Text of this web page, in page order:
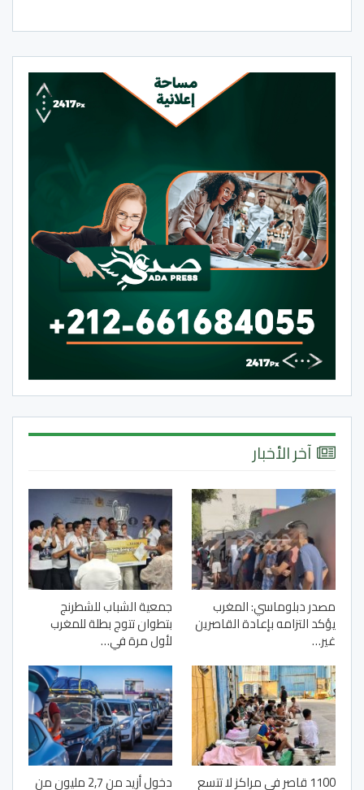
آخر الأخبار
مصدر دبلوماسي: المغرب
يؤكد التزامه بإعادة القاصرين
غير…
جمعية الشباب للشطرنج
بتطوان تتوج بطلة للمغرب
لأول مرة في…
1100 قاصر في مراكز لا تتسع دخول أزيد من 2,7 مليون من